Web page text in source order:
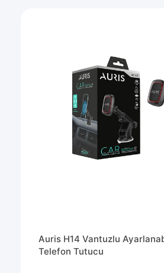
Auris H14 Vantuzlu
Telefon Tutucu